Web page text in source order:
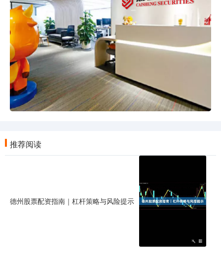
推荐阅读
德州股票配资指南｜杠杆策略与风险提示